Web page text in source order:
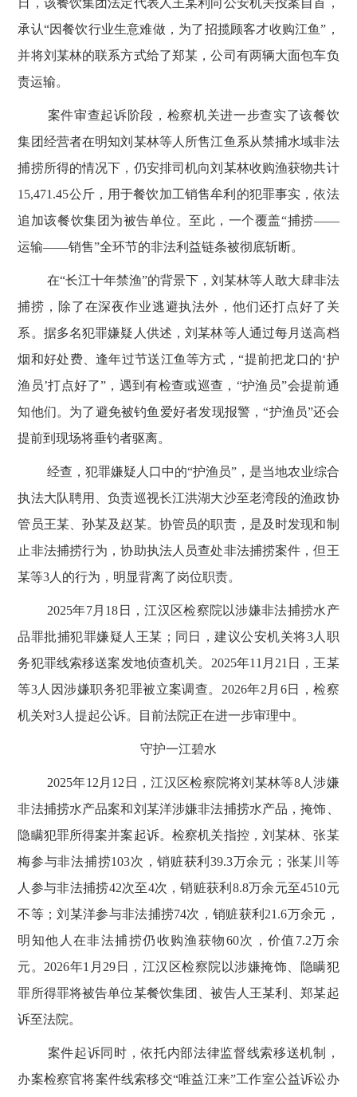
日，该餐饮集团法定代表人王某利向公安机关投案自首，
承认“因餐饮行业生意难做，为了招揽顾客才收购江鱼”，
并将刘某林的联系方式给了郑某，公司有两辆大面包车负
责运输。
案件审查起诉阶段，检察机关进一步查实了该餐饮
集团经营者在明知刘某林等人所售江鱼系从禁捕水域非法
捕捞所得的情况下，仍安排司机向刘某林收购渔获物共计
15,471.45公斤，用于餐饮加工销售牟利的犯罪事实，依法
追加该餐饮集团为被告单位。至此，一个覆盖“捕捞——
运输——销售”全环节的非法利益链条被彻底斩断。
在“长江十年禁渔”的背景下，刘某林等人敢大肆非法
捕捞，除了在深夜作业逃避执法外，他们还打点好了关
系。据多名犯罪嫌疑人供述，刘某林等人通过每月送高档
烟和好处费、逢年过节送江鱼等方式，“提前把龙口的‘护
渔员’打点好了”，遇到有检查或巡查，“护渔员”会提前通
知他们。为了避免被钓鱼爱好者发现报警，“护渔员”还会
提前到现场将垂钓者驱离。
经查，犯罪嫌疑人口中的“护渔员”，是当地农业综合
执法大队聘用、负责巡视长江洪湖大沙至老湾段的渔政协
管员王某、孙某及赵某。协管员的职责，是及时发现和制
止非法捕捞行为，协助执法人员查处非法捕捞案件，但王
某等3 人的行为，明显背离了岗位职责。
2025年7月 18 日，江汉区检察院以涉嫌非法捕捞水产
品罪批捕犯罪嫌疑人王某；同日，建议公安机关将3人职
务犯罪线索移送案发地侦查机关。 2025年11 月 21 日，王某
等3人因涉嫌职务犯罪被立案调查。 2026年2 月 6日，检察
机关对3 人提起公诉。目前法院正在进一步审理中。
守护一江碧水
2025年12 月 12 日，江汉区检察院将刘某林等8人涉嫌
非法捕捞水产品案和刘某洋涉嫌非法捕捞水产品，掩饰、
隐瞒犯罪所得案并案起诉。检察机关指控，刘某林、张某
梅参与非法捕捞103次，销赃获利39.3万余元；张某川等
人参与非法捕捞42次至4次，销赃获利 8.8万余元至4510元
不等；刘某洋参与非法捕捞74次，销赃获利 21.6万余元，
明知他人在非法捕捞仍收购渔获物60次，价值 7.2万余
元。 2026年1 月 29 日，江汉区检察院以涉嫌掩饰、隐瞒犯
罪所得罪将被告单位某餐饮集团、被告人王某利、郑某起
诉至法院。
案件起诉同时，依托内部法律监督线索移送机制，
办案检察官将案件线索移交“唯益江来”工作室公益诉讼办